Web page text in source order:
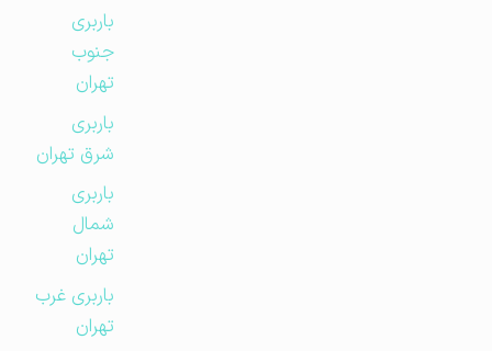
باربری
جنوب
تهران
باربری
شرق تهران
باربری
شمال
تهران
باربری غرب
تهران